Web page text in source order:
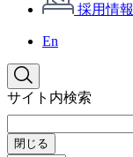
採用情報
En
サイト内検索
閉じる